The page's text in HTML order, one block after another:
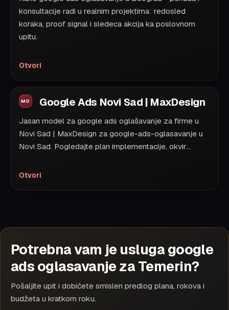
konsultacije radi u realnim projektima: redosled
koraka, proof signal i sledeca akcija ka poslovnom
upitu.
Otvori
Google Ads Novi Sad | MaxDesign
Jasan model za google ads oglašavanje za firme u
Novi Sad | MaxDesign za google-ads-oglasavanje u
Novi Sad. Pogledajte plan implementacije, okvir...
Otvori
Potrebna vam je usluga google
ads oglasavanje za Temerin?
Pošaljite upit i dobićete smislen predlog plana, rokova i
budžeta u kratkom roku.